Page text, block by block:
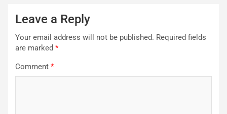
Leave a Reply
Your email address will not be published. Required fields
are marked *
Comment *